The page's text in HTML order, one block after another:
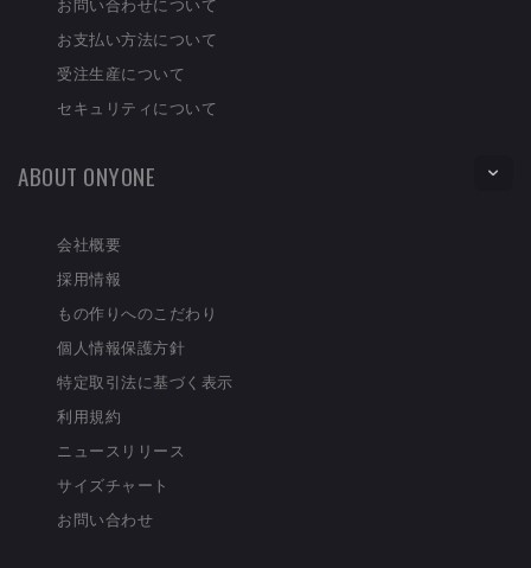
お支払い方法について
受注生産について
セキュリティについて
ABOUT ONYONE
会社概要
採用情報
もの作りへのこだわり
個人情報保護方針
特定取引法に基づく表示
利用規約
ニュースリリース
サイズチャート
お問い合わせ